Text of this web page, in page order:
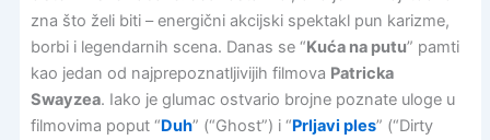
zna što želi biti – energični akcijski spektakl pun karizme,
borbi i legendarnih scena. Danas se “Kuća na putu” pamti
kao jedan od najprepoznatljivijih filmova Patricka
Swayzea. Iako je glumac ostvario brojne poznate uloge u
filmovima poput “Duh” (“Ghost”) i “Prljavi ples” (“Dirty